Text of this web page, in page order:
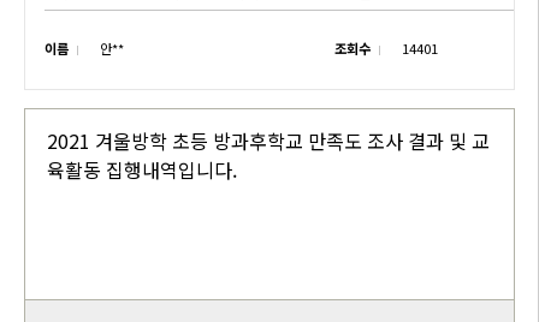
이름 안** 조회수 14401
2021 겨울방학 초등 방과후학교 만족도 조사 결과 및 교
육활동 집행내역입니다.